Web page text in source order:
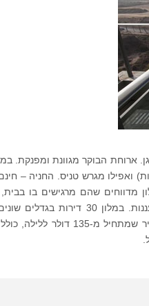
ארוחת הבוקר מגוונת ומפנקת.
ואפילו מגרש טניס. החניה –
מדווחים שהם מרגישים בו בבית,
התחושה – יחס אישי וחם, אבל גם תחושה של ניתוק והתרעננות. במלון
סטודיו, חדר שינה אחד או שניים ודה לוקס עם מרפסת) במחיר